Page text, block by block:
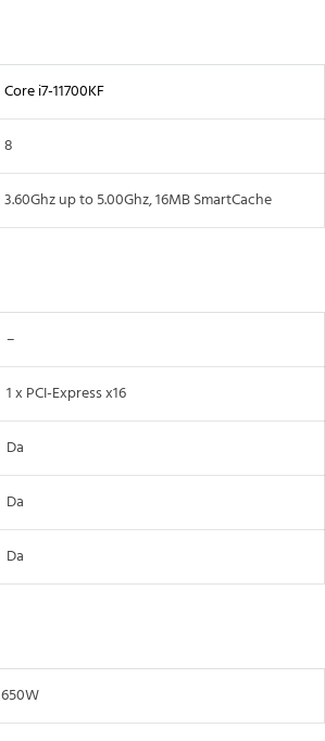
Core i7-11700KF
8
3.60Ghz up to 5.00Ghz, 16MB SmartCache
–
1 x PCI-Express x16
Da
Da
Da
650W